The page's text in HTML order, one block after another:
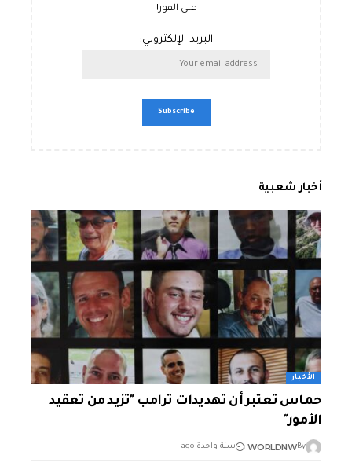
على الفور!
البريد الإلكتروني:
أخبار شعبية
الأخبار
حماس تعتبر أن تهديدات ترامب "تزيد من تعقيد
الأمور"
By
WORLDNW سنة واحدة ago